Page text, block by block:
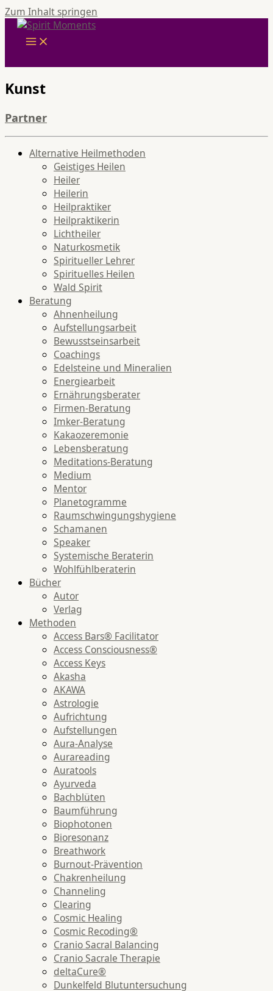
Zum Inhalt springen
Kunst
Partner
Alternative Heilmethoden
Geistiges Heilen
Heiler
Heilerin
Heilpraktiker
Heilpraktikerin
Lichtheiler
Naturkosmetik
Spiritueller Lehrer
Spirituelles Heilen
Wald Spirit
Beratung
Ahnenheilung
Aufstellungsarbeit
Bewusstseinsarbeit
Coachings
Edelsteine und Mineralien
Energiearbeit
Ernährungsberater
Firmen-Beratung
Imker-Beratung
Kakaozeremonie
Lebensberatung
Meditations-Beratung
Medium
Mentor
Planetogramme
Raumschwingungshygiene
Schamanen
Speaker
Systemische Beraterin
Wohlfühlberaterin
Bücher
Autor
Verlag
Methoden
Access Bars® Facilitator
Access Consciousness®
Access Keys
Akasha
AKAWA
Astrologie
Aufrichtung
Aufstellungen
Aura-Analyse
Aurareading
Auratools
Ayurveda
Bachblüten
Baumführung
Biophotonen
Bioresonanz
Breathwork
Burnout-Prävention
Chakrenheilung
Channeling
Clearing
Cosmic Healing
Cosmic Recoding®
Cranio Sacral Balancing
Cranio Sacrale Therapie
deltaCure®
Dunkelfeld Blutuntersuchung